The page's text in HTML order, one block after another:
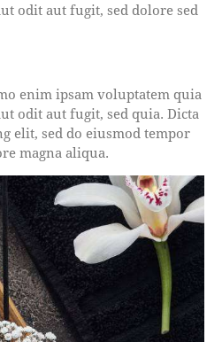
odit aut fugit, sed dolore sed
enim ipsam voluptatem quia
odit aut fugit, sed quia. Dicta
elit, sed do eiusmod tempor
magna aliqua.